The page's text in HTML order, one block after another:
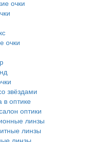
очки
очки
звёздами
в оптике
оптики
линзы
линзы